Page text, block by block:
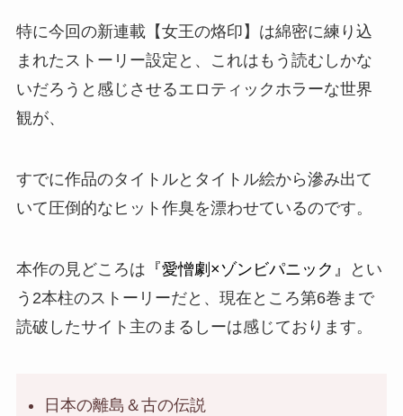
特に今回の新連載【女王の烙印】 は綿密に練り込
まれたストーリー設定と、これはもう読むしかな
いだろうと感じさせるエロティックホラーな世界
観が、
すでに作品のタイトルとタイトル絵から滲み出て
いて圧倒的なヒット作臭を漂わせているのです。
本作の見どころは 『愛憎劇×ゾンビパニック』
とい
う2本柱のストーリーだと、現在ところ第6巻まで
読破したサイト主のまるしーは感じております。
日本の離島＆古の伝説